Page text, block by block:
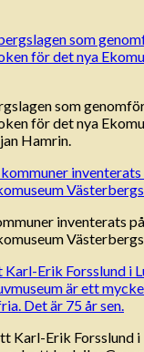
som
för det nya
Hamrin.
inventerats
Karl-Erik Forsslund